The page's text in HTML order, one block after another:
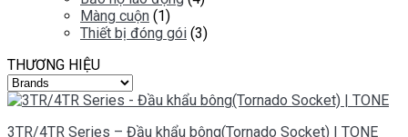
Màng cuộn (1)
Thiết bị đóng gói (3)
THƯƠNG HIỆU
3TR/4TR Series – Đầu khẩu bông(Tornado Socket) | TONE